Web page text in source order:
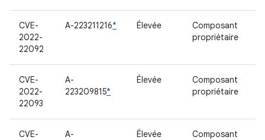
CVE-
2022-
22092
A-223211216* Élevée
Composant
propriétaire
CVE-
2022-
22093
A-
223209815*
Élevée
Composant
propriétaire
CVE-
A-
Élevée
Composant